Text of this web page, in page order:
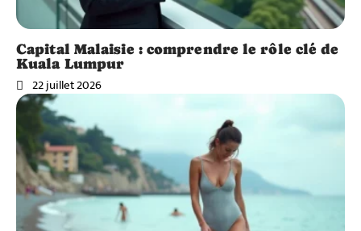
Capital Malaisie : comprendre le rôle clé de
Kuala Lumpur
22 juillet 2026